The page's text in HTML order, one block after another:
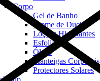
Corpo
Gel de Banho
Creme de Duche
Loções Hidratantes
Esfoliantes
Óleos
Manteigas Corporais
Protectores Solares